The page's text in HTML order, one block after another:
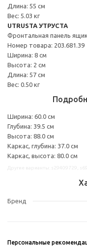
Длина: 55 см
Вес: 5.03 кг
UTRUSTA УТРУСТА
Фронтальная панель
Номер товара: 203.681.39
Ширина: 8 см
Высота: 2 см
Длина: 57 см
Вес: 0.50 кг
Ширина: 60.0 см
Глубина: 39.5 см
Высота: 88.0 см
Каркас, глубина: 37.0 см
Каркас, высота: 80.0 см
Бренд
Персональные